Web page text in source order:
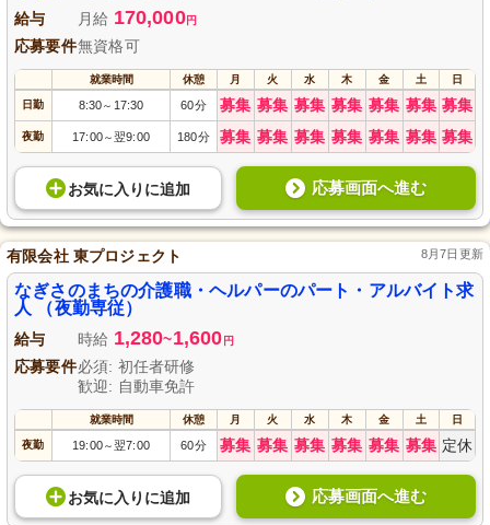
給与 月給 170,000円
応募要件無資格可
就業時間 休憩 月 火 水 木 金 土 日
日勤 8:30～ 17:30 60分 募集 募集 募集 募集 募集 募集 募集
夜勤 17:00～翌9:00 180分 募集 募集 募集 募集 募集 募集 募集
お気に入り に追加 応募画面へ進む
有限会社 東プロジェクト 8月7日更新
なぎさのまちの介護職・ヘルパーのパート・アルバイト求
人 （夜勤専従）
給与 時給 1,280~1,600 円
応募要件必須: 初任者研修
歓迎: 自動車免許
就業時間 休憩 月 火 水 木 金 土 日
夜勤 19:00～翌7:00 60分 募集 募集 募集 募集 募集 募集 定休
お気に入り に追加 応募画面へ進む